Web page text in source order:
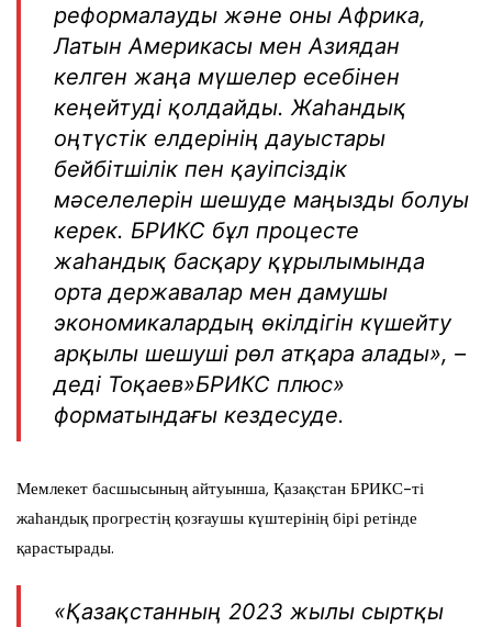
реформалауды және оны Африка,
Латын Америкасы мен Азиядан
келген жаңа мүшелер есебінен
кеңейтуді қолдайды. Жаһандық
оңтүстік елдерінің дауыстары
бейбітшілік пен қауіпсіздік
мәселелерін шешуде маңызды болуы
керек. БРИКС бұл процесте
жаһандық басқару құрылымында
орта державалар мен дамушы
экономикалардың өкілдігін күшейту
арқылы шешуші рөл атқара алады», –
деді Тоқаев»БРИКС плюс»
форматындағы кездесуде.
Мемлекет басшысының айтуынша, Қазақстан БРИКС-ті
жаһандық прогрестің қозғаушы күштерінің бірі ретінде
қарастырады.
«Қазақстанның 2023 жылы сыртқы